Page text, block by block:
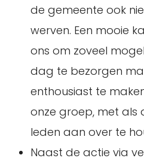
de gemeente ook
werven. Een mooie
ons om zoveel
dag te bezorgen
enthousiast te
onze groep, met als
leden aan over te
Naast de actie via